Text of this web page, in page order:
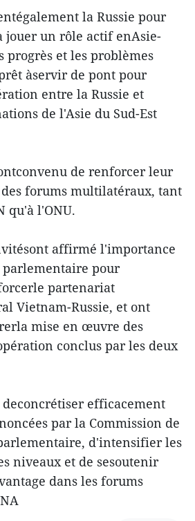
la Russie pour
jouer un rôle actif enAsie-
progrès et les problèmes
àservir de pont pour
entre la Russie et
de l'Asie du Sud-Est
de renforcer leur
forums multilatéraux, tant
qu'à l'ONU.
affirmé l'importance
pour
partenariat
Vietnam-Russie, et ont
mise en œuvre des
conclus par les deux
efficacement
par la Commission de
d'intensifier les
niveaux et de sesoutenir
dans les forums